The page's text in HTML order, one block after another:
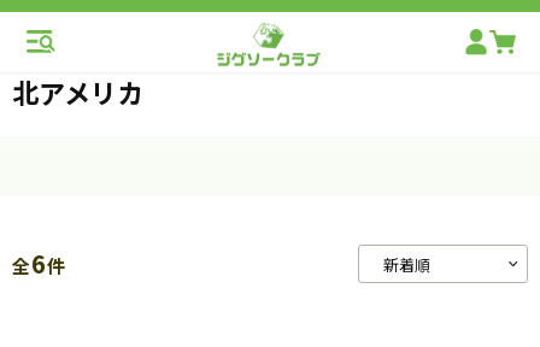
北アメリカ
全6件